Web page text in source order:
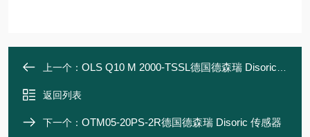
上一个： OLS Q10 M 2000-TSSL德国德森瑞 Disoric 传感器
返回列表
下一个： OTM05-20PS-2R德国德森瑞 Disoric 传感器